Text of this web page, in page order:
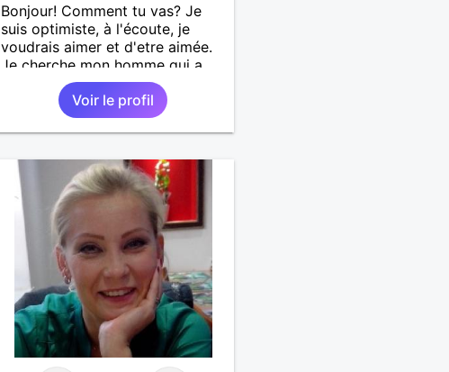
Bonjour! Comment tu vas? Je
suis optimiste, à l'écoute, je
voudrais aimer et d'etre aimée.
Je cherche mon homme qui a
38-48 ans. Aussi en Correse en
préférence ou dans son alentour
vu que je travaille en CDI et je
ne peux pas souvent voyager
monde.
Voir le profil